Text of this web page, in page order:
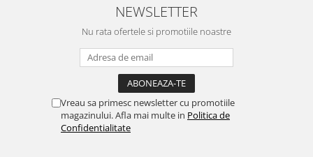
NEWSLETTER
Nu rata ofertele si promotiile noastre
Vreau sa primesc newsletter cu promotiile
magazinului. Afla mai multe in Politica de
Confidentialitate